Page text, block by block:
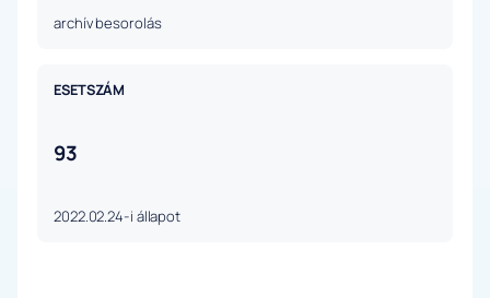
archív besorolás
ESETSZÁM
93
2022.02.24-i állapot